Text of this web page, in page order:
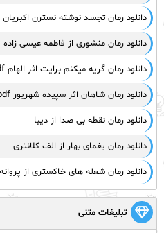
دانلود رمان تجسد نوشته نسترن
دانلود رمان منشوری از فاطمه عیسی
دانلود رمان گریه میکنم برایت اثر الهام pdf
دانلود رمان شاهان اثر سپیده شهریور pdf
دانلود رمان نقطه بی صدا از دیبا
دانلود رمان یغمای بهار از الف کلانتری
دانلود رمان شعله های خاکستری از
تبلیغات متنی